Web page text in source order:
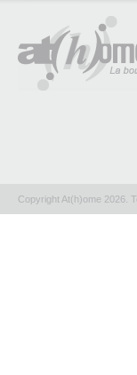
Copyright At(h)ome 2026.